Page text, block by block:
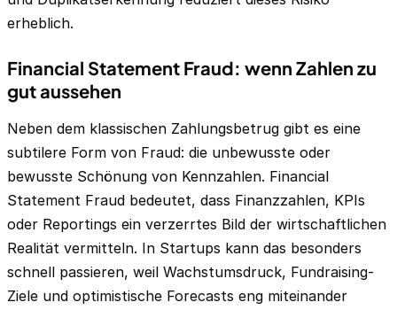
erheblich.
Financial Statement Fraud: wenn Zahlen zu
gut aussehen
Neben dem klassischen Zahlungsbetrug gibt es eine
subtilere Form von Fraud: die unbewusste oder
bewusste Schönung von Kennzahlen. Financial
Statement Fraud bedeutet, dass Finanzzahlen, KPIs
oder Reportings ein verzerrtes Bild der wirtschaftlichen
Realität vermitteln. In Startups kann das besonders
schnell passieren, weil Wachstumsdruck, Fundraising-
Ziele und optimistische Forecasts eng miteinander